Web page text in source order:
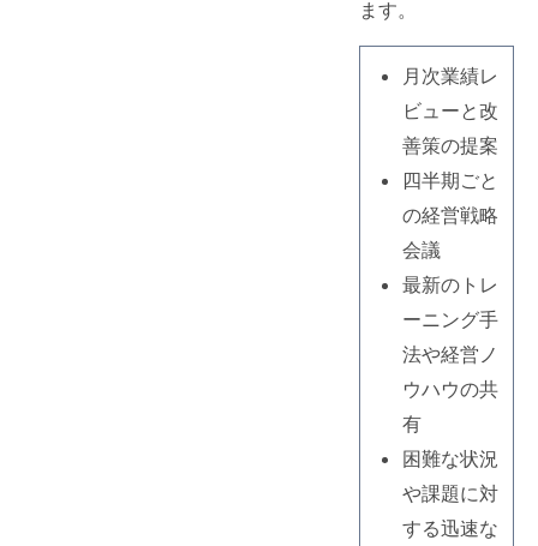
ます。
月次業績レ
ビューと改
善策の提案
四半期ごと
の経営戦略
会議
最新のトレ
ーニング手
法や経営ノ
ウハウの共
有
困難な状況
や課題に対
する迅速な